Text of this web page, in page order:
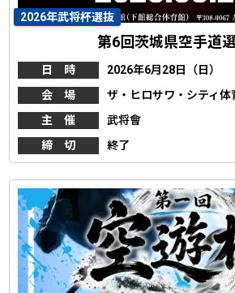
2026年武将杯選抜
第6回茨城県空手道
日 時
2026年6月28日（日）
会 場
ザ・ヒロサワ・シティ体
主 催
武将會
締 切
終了